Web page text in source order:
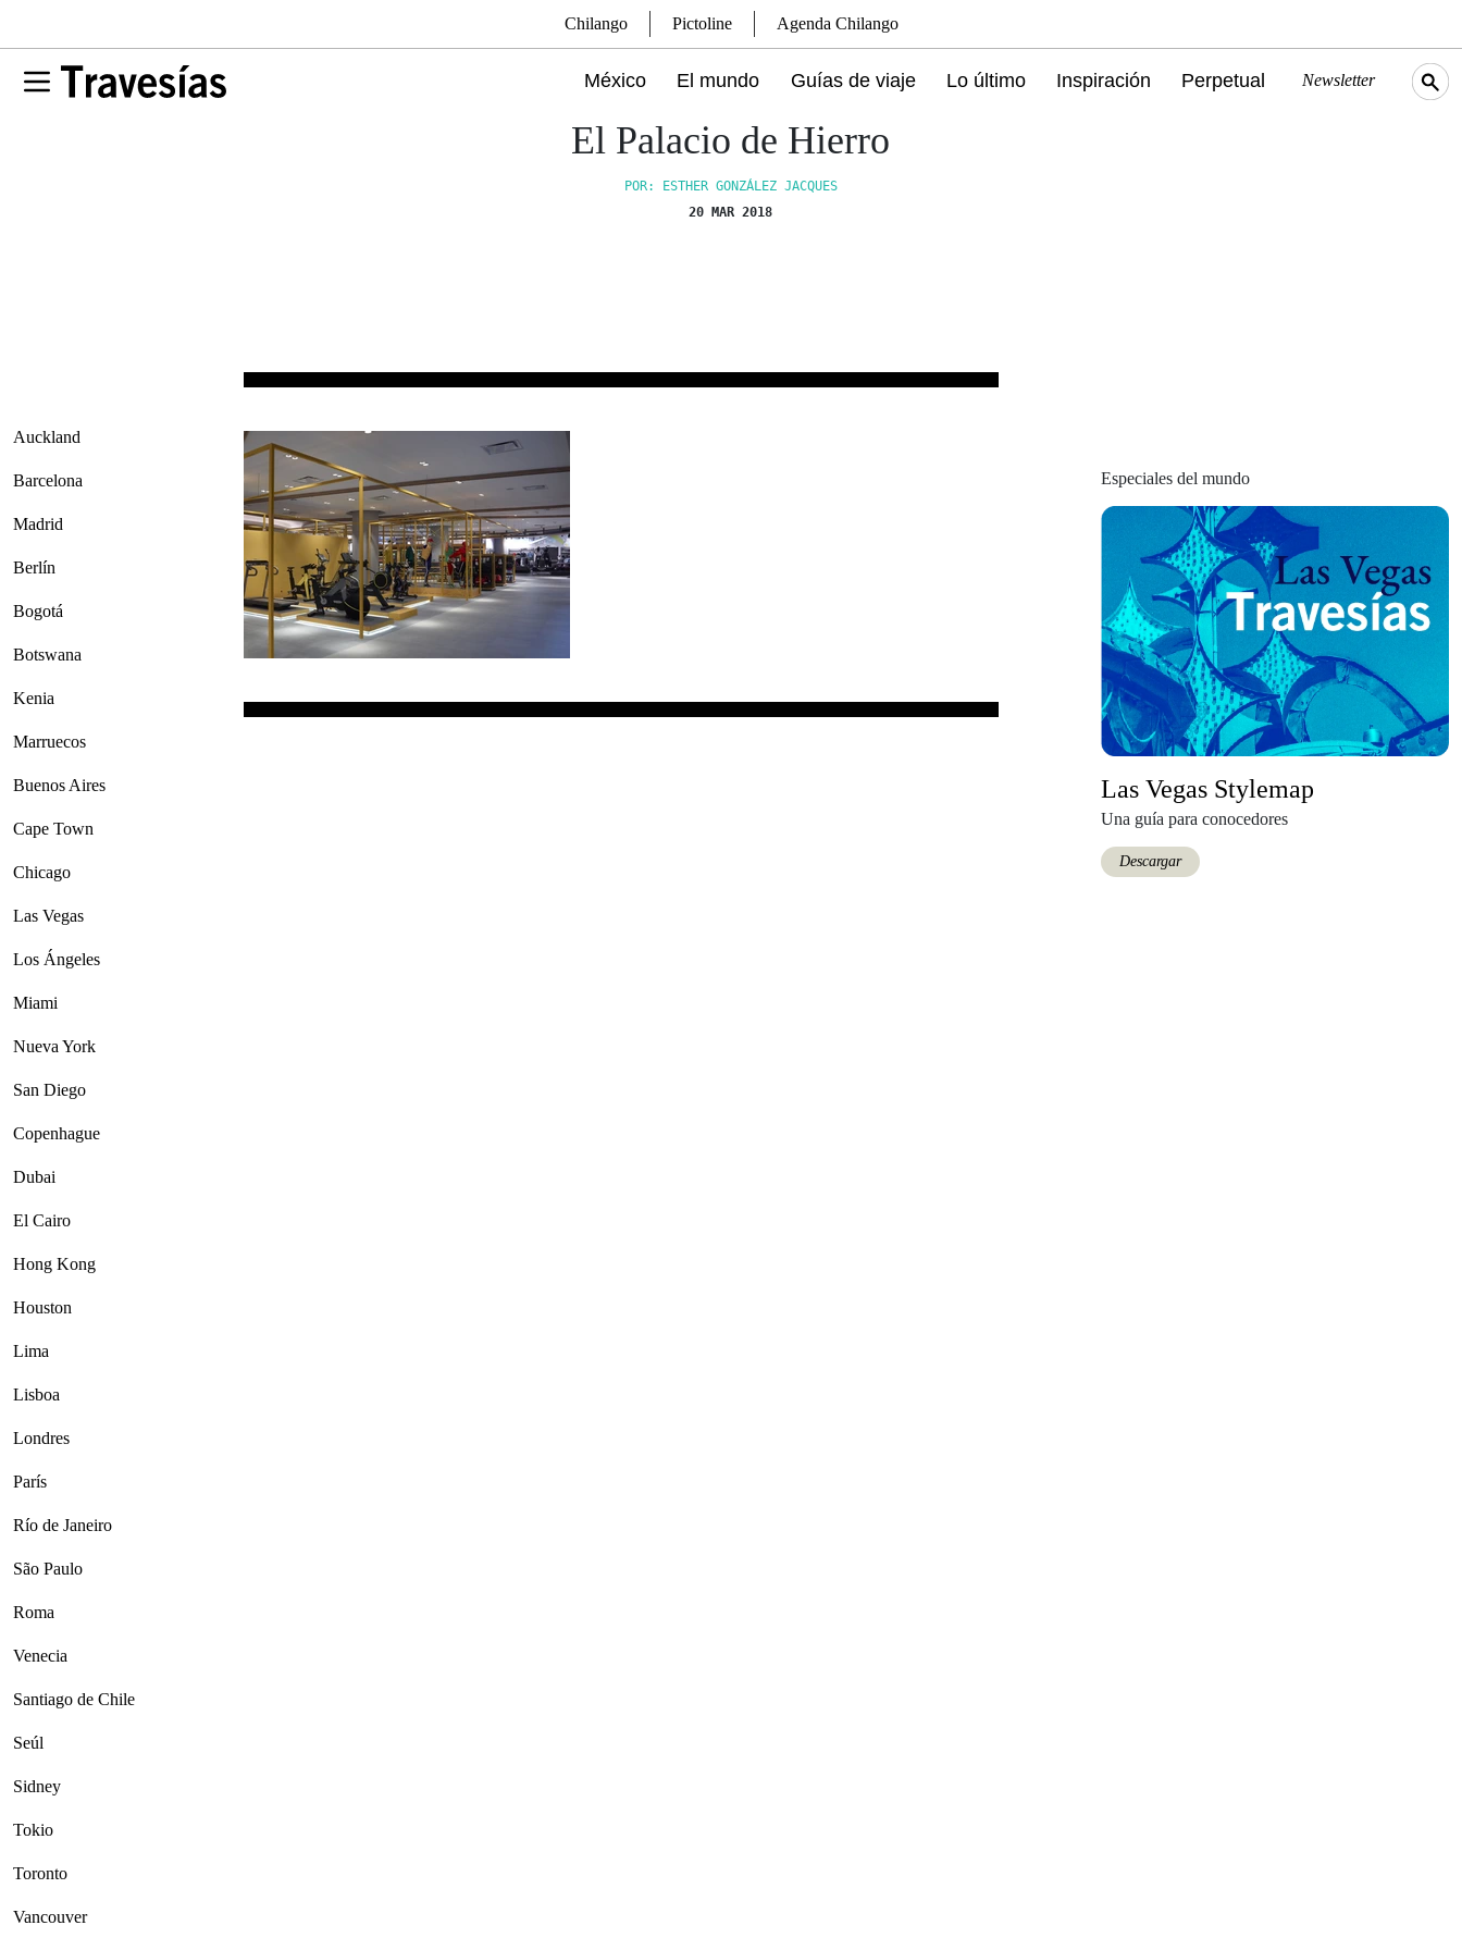
Chilango Pictoline Agenda Chilango
México El mundo Guías de viaje Lo último Inspiración Perpetual Newsletter
El Palacio de Hierro
POR: ESTHER GONZÁLEZ JACQUES
20 MAR 2018
Auckland
Barcelona
Madrid
Berlín
Bogotá
Botswana
Kenia
Marruecos
Buenos Aires
Cape Town
Chicago
Las Vegas
Los Ángeles
Miami
Nueva York
San Diego
Copenhague
Dubai
El Cairo
Hong Kong
Houston
Lima
Lisboa
Londres
París
Río de Janeiro
São Paulo
Roma
Venecia
Santiago de Chile
Seúl
Sidney
Tokio
Toronto
Vancouver
Especiales del mundo
Las Vegas Stylemap
Una guía para conocedores
Descargar